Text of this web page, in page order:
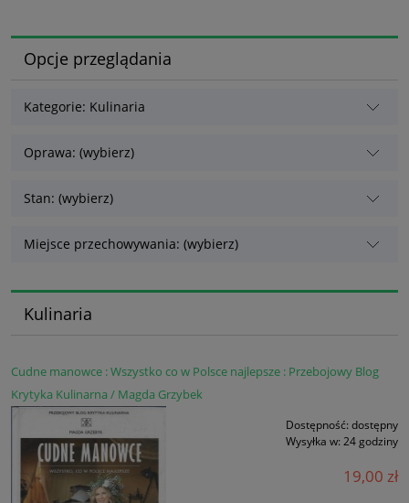
Opcje przeglądania
Kategorie: Kulinaria
Oprawa: (wybierz)
Stan: (wybierz)
Miejsce przechowywania: (wybierz)
Kulinaria
Cudne manowce : Wszystko co w Polsce najlepsze : Przebojowy Blog
Krytyka Kulinarna / Magda Grzybek
Dostępność: dostępny
Wysyłka w: 24 godziny
19,00 zł